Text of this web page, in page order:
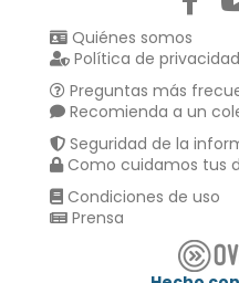
Quiénes somos
Política de privacidad
Preguntas más
Recomienda a un
Seguridad de la
Como cuidamos tus
Condiciones de uso
Prensa